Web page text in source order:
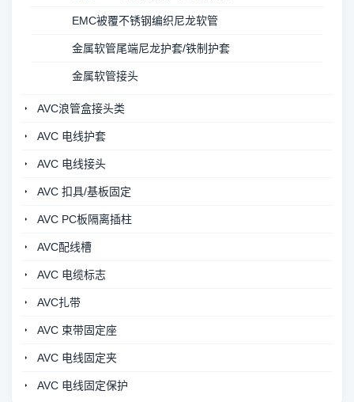
EMC被覆不锈钢编织尼龙软管
金属软管尾端尼龙护套/铁制护套
金属软管接头
AVC浪管盒接头类
AVC 电线护套
AVC 电线接头
AVC 扣具/基板固定
AVC PC板隔离插柱
AVC配线槽
AVC 电缆标志
AVC扎带
AVC 束带固定座
AVC 电线固定夹
AVC 电线固定保护